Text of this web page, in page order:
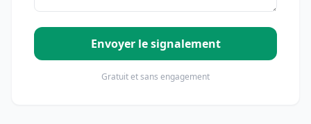
Envoyer le signalement
Gratuit et sans engagement